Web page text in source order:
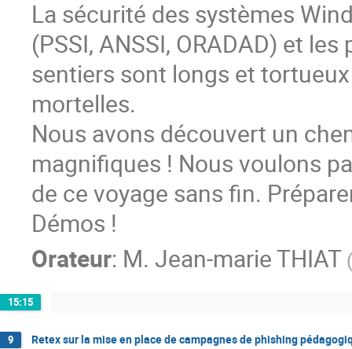
La sécurité des systèmes
(PSSI, ANSSI, ORADAD) et
sentiers sont longs et
mortelles.
Nous avons découvert un
magnifiques ! Nous voulons
de ce voyage sans fin.
Démos !
Orateur: M. Jean-marie THIAT (
15:15
9 Retex sur la mise en place de campagnes de phishing